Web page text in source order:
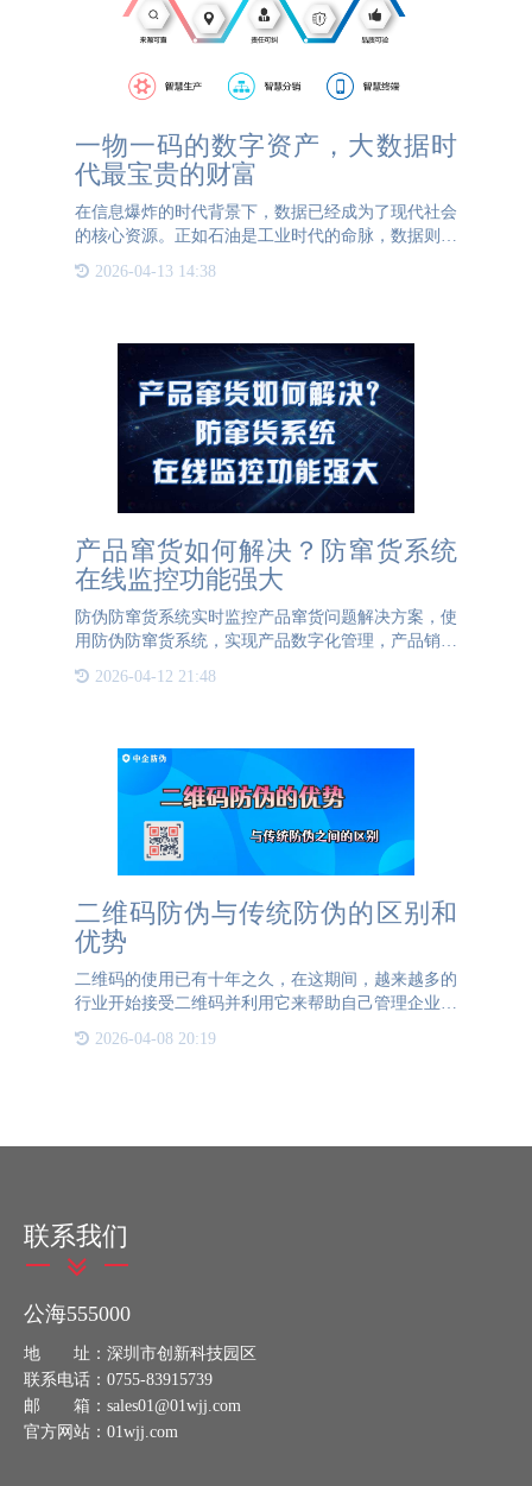
一物一码的数字资产，大数据时
代最宝贵的财富
在信息爆炸的时代背景下，数据已经成为了现代社会
的核心资源。正如石油是工业时代的命脉，数据则是
数字经济的灵魂。一物一码，是指每一个物品都有一
个独特的编码，这不仅仅是一个简单的标识符，更是
2026-04-13 14:38
产品窜货如何解决？防窜货系统
在线监控功能强大
防伪防窜货系统实时监控产品窜货问题解决方案，使
用防伪防窜货系统，实现产品数字化管理，产品销售
过程透明可见，有窜货情况发生自动预警，帮助品牌
厂商降低核验成本。防伪防窜货系统实时跟踪产品的
2026-04-12 21:48
二维码防伪与传统防伪的区别和
优势
二维码的使用已有十年之久，在这期间，越来越多的
行业开始接受二维码并利用它来帮助自己管理企业。
伪。二维码防伪已经不再是个难以攻破的难题，公海
2026-04-08 20:19
联系我们
公海555000
地 址：深圳市创新科技园区
联系电话：0755-83915739
邮 箱：sales01@01wjj.com
官方网站：01wjj.com